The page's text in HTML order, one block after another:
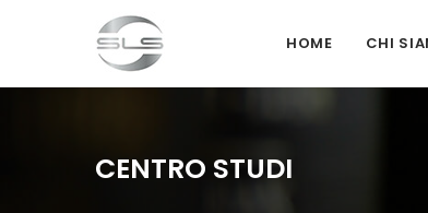
HOME CHI
CENTRO STUDI